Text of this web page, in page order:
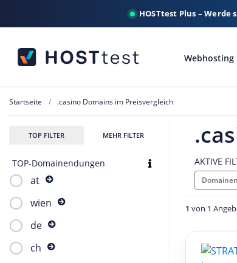
HOSTtest Plus –
Webhosting
Startseite .casino Domains im Preisvergleich
TOP FILTER MEHR FILTER
TOP-Domainendungen
at
wien
de
ch
AKTIVE
1 von 1